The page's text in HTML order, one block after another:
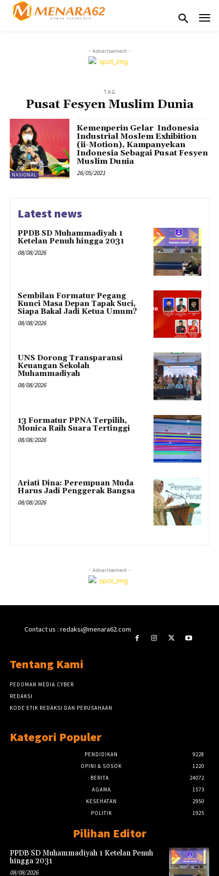
- Advertisement -
TAG
Pusat Fesyen Muslim Dunia
NASIONAL
Kemenperin Gelar Indonesia
Industrial Moslem Exhibition
(ii-Motion), Kampanyekan
Indonesia Sebagai Pusat Fesyen
Muslim Dunia
26/05/2021
Latest news
PPDB SD Muhammadiyah 1
Ketelan Penuh hingga 2031
08/08/2026
Sembilan Formatur Pegang
Kunci Masa Depan Tapak Suci,
Siapa Bakal Jadi Ketua Umum?
08/08/2026
UNS Dorong Transparansi
Keuangan Sekolah
Muhammadiyah
08/08/2026
13 Formatur PPNA Terpilih,
Monica Raih Suara Tertinggi
08/08/2026
Ariati Dina: Perempuan Muda
Harus Jadi Penggerak Bangsa
08/08/2026
- Advertisement -
Contact us : redaksi@menara62.com
Tentang Kami
PEDOMAN MEDIA CYBER
REDAKSI
KODE ETIK REDAKSI DAN PERUSAHAAN
Kategori Populer
PENDIDIKAN
9228
OPINI & SOSOK
1220
BERITA
24072
AGAMA
1573
KESEHATAN
2950
POLITIK
1925
Pilihan Editor
PPDB SD Muhammadiyah 1 Ketelan Penuh
hingga 2031
08/08/2026